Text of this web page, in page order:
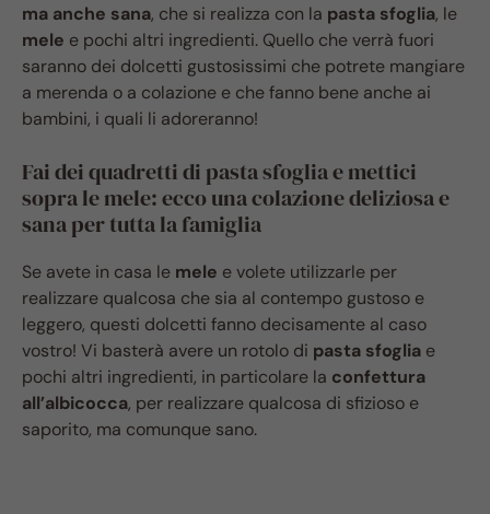
ma anche sana, che si realizza con la pasta sfoglia, le
mele e pochi altri ingredienti. Quello che verrà fuori
saranno dei dolcetti gustosissimi che potrete mangiare
a merenda o a colazione e che fanno bene anche ai
bambini, i quali li adoreranno!
Fai dei quadretti di pasta sfoglia e mettici
sopra le mele: ecco una colazione deliziosa e
sana per tutta la famiglia
Se avete in casa le mele e volete utilizzarle per
realizzare qualcosa che sia al contempo gustoso e
leggero, questi dolcetti fanno decisamente al caso
vostro! Vi basterà avere un rotolo di pasta sfoglia e
pochi altri ingredienti, in particolare la confettura
all’albicocca, per realizzare qualcosa di sfizioso e
saporito, ma comunque sano.